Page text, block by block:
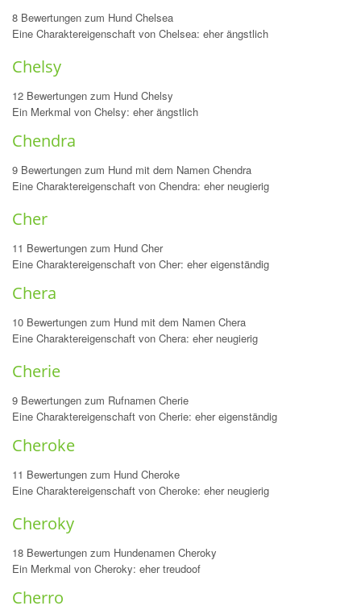
8 Bewertungen zum Hund Chelsea
Eine Charaktereigenschaft von Chelsea: eher ängstlich
Chelsy
12 Bewertungen zum Hund Chelsy
Ein Merkmal von Chelsy: eher ängstlich
Chendra
9 Bewertungen zum Hund mit dem Namen Chendra
Eine Charaktereigenschaft von Chendra: eher neugierig
Cher
11 Bewertungen zum Hund Cher
Eine Charaktereigenschaft von Cher: eher eigenständig
Chera
10 Bewertungen zum Hund mit dem Namen Chera
Eine Charaktereigenschaft von Chera: eher neugierig
Cherie
9 Bewertungen zum Rufnamen Cherie
Eine Charaktereigenschaft von Cherie: eher eigenständig
Cheroke
11 Bewertungen zum Hund Cheroke
Eine Charaktereigenschaft von Cheroke: eher neugierig
Cheroky
18 Bewertungen zum Hundenamen Cheroky
Ein Merkmal von Cheroky: eher treudoof
Cherro